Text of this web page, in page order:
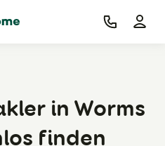
in Worms
finden